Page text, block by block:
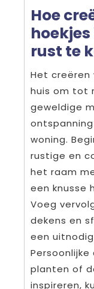
Hoe
rust te
Het creëren
huis om tot
geweldige
woning.
rustige en
het raam
een knusse
Voeg
dekens en
een
planten of
inspireren,